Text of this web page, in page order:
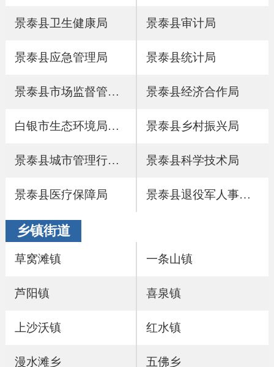
景泰县卫生健康局 景泰县审计局
景泰县应急管理局 景泰县统计局
景泰县市场监督管理局 景泰县经济合作局
白银市生态环境局景泰分局 景泰县乡村振兴局
景泰县城市管理行政执法局 景泰县科学技术局
景泰县医疗保障局 景泰县退役军人事务局
乡镇街道
草窝滩镇 一条山镇
芦阳镇 喜泉镇
上沙沃镇 红水镇
漫水滩乡 五佛乡